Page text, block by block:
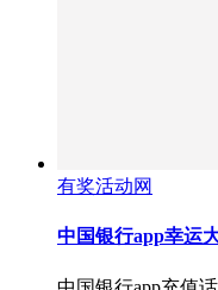
有奖活动网
中国银行app幸运